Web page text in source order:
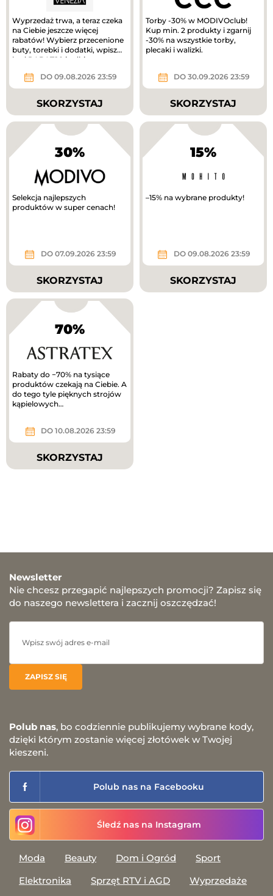
Wyprzedaż trwa, a teraz czeka
na Ciebie jeszcze więcej
rabatów! Wybierz przecenione
buty, torebki i dodatki, wpisz
kod RABAT20 i odbierz...
DO 09.08.2026 23:59
SKORZYSTAJ
Torby -30% w MODIVOclub!
Kup min. 2 produkty i zgarnij
-30% na wszystkie torby,
plecaki i walizki.
DO 30.09.2026 23:59
SKORZYSTAJ
30%
Selekcja najlepszych
produktów w super cenach!
DO 07.09.2026 23:59
SKORZYSTAJ
15%
–15% na wybrane produkty!
DO 09.08.2026 23:59
SKORZYSTAJ
70%
Rabaty do −70% na tysiące
produktów czekają na Ciebie. A
do tego tyle pięknych strojów
kąpielowych…
DO 10.08.2026 23:59
SKORZYSTAJ
Newsletter
Nie chcesz przegapić najlepszych promocji? Zapisz się
do naszego newslettera i zacznij oszczędzać!
Polub nas, bo codziennie publikujemy wybrane kody,
dzięki którym zostanie więcej złotówek w Twojej
kieszeni.
Polub nas na Facebooku
Śledź nas na Instagram
Moda Beauty Dom i Ogród
Sport
Elektronika
Sprzęt RTV i AGD
Wyprzedaże